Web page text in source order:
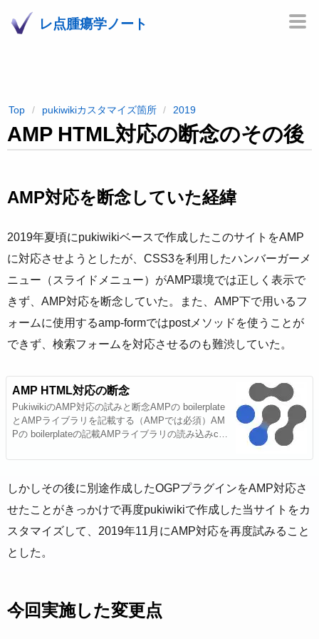
レ点腫瘍学ノート
Top pukiwikiカスタマイズ箇所 2019
AMP HTML対応の断念のその後
AMP対応を断念していた経緯
2019年夏頃にpukiwikiベースで作成したこのサイトをAMP
に対応させようとしたが、CSS3を利用したハンバーガーメ
ニュー（スライドメニュー）がAMP環境では正しく表示で
きず、AMP対応を断念していた。また、AMP下で用いるフ
ォームに使用するamp-formではpostメソッドを使うことが
できず、検索フォームを対応させるのも難渋していた。
AMP HTML対応の断念
PukiwikiのAMP対応の試みと断念AMPの boilerplate
とAMPライブラリを記載する（AMPでは必須）AM
Pの boilerplateの記載AMPライブラリの読み込みcan
されているので今回は省略。AMPで利用できないH
しかしその後に別途作成したOGPプラグインをAMP対応さ
せたことがきっかけで再度pukiwikiで作成した当サイトをカ
スタマイズして、2019年11月にAMP対応を再度試みること
とした。
今回実施した変更点